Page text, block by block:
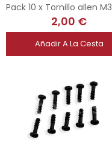
2,00 €
Añadir A La Cesta